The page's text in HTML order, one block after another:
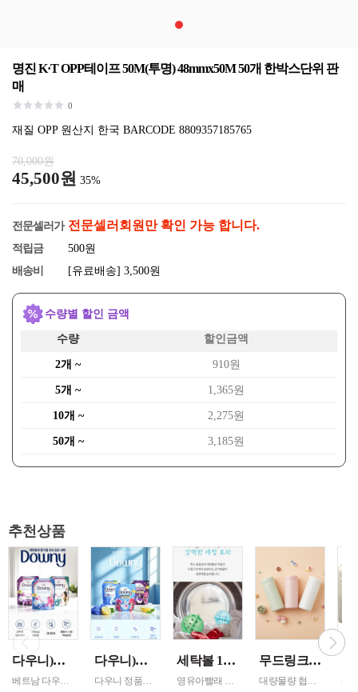
명진 K·T OPP테이프 50M(투명) 48mmx50M 50개 한박스단위 판
매
0
재질 OPP 원산지 한국 BARCODE 8809357185765
70,000원
45,500원 35%
전문셀러가 전문셀러회원만 확인 가능 합니다.
적립금
500원
배송비
[유료배송] 3,500원
수량별 할인 금액
수량 할인금액
2개 ~ 910원
5개 ~ 1,365원
10개 ~ 2,275원
50개 ~ 3,185원
추천상품
다우니)세탁세제 1.8리터 리필 _{3입 한박스단위판매 } 인도어 드라이(실내건조) / 썬라이즈 프레시 / 미스티크 / 가든볼륨 다우니)섬유유연제 3리터 프레쉬 리필 _{ 4입 한박스단위 판매 } 선라이즈 / 프레쉬 브리즈 / 미스티크 세탁볼 1개 500회 1년사용 살균 세정 탈취작용 중금속 및 스케일 방지 색상랜덤 무드링크 코코미니 스텐텀블러 200ml / 색상선택 화이트 , 핑크 , 민트 / MDK-COCO